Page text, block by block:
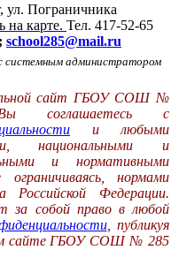
ул. Пограничника
на карте. Тел. 417-52-65
; school285@mail.ru
системным администратором
сайт ГБОУ СОШ №
соглашаетесь с
и любыми
национальными и
и нормативными
нормами
Российской Федерации.
за собой право в любой
, публикуя
сайте ГБОУ СОШ № 285